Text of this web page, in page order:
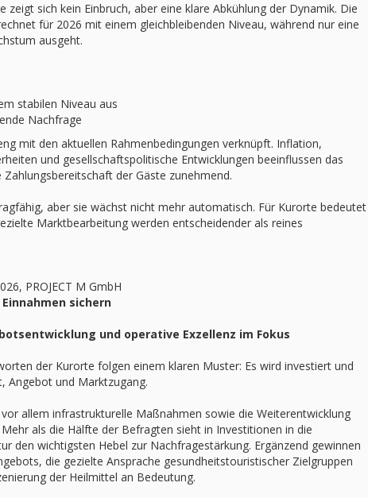
zeigt sich kein Einbruch, aber eine klare Abkühlung der Dynamik. Die
für 2026 mit einem gleichbleibenden Niveau, während nur eine
ausgeht.
stabilen Niveau aus
Nachfrage
mit den aktuellen Rahmenbedingungen verknüpft. Inflation,
und gesellschaftspolitische Entwicklungen beeinflussen das
Zahlungsbereitschaft der Gäste zunehmend.
aber sie wächst nicht mehr automatisch. Für Kurorte bedeutet
Marktbearbeitung werden entscheidender als reines
PROJECT M GmbH
sichern
und operative Exzellenz im Fokus
der Kurorte folgen einem klaren Muster: Es wird investiert und
Angebot und Marktzugang.
allem infrastrukturelle Maßnahmen sowie die Weiterentwicklung
als die Hälfte der Befragten sieht in Investitionen in die
den wichtigsten Hebel zur Nachfragestärkung. Ergänzend gewinnen
die gezielte Ansprache gesundheitstouristischer Zielgruppen
der Heilmittel an Bedeutung.